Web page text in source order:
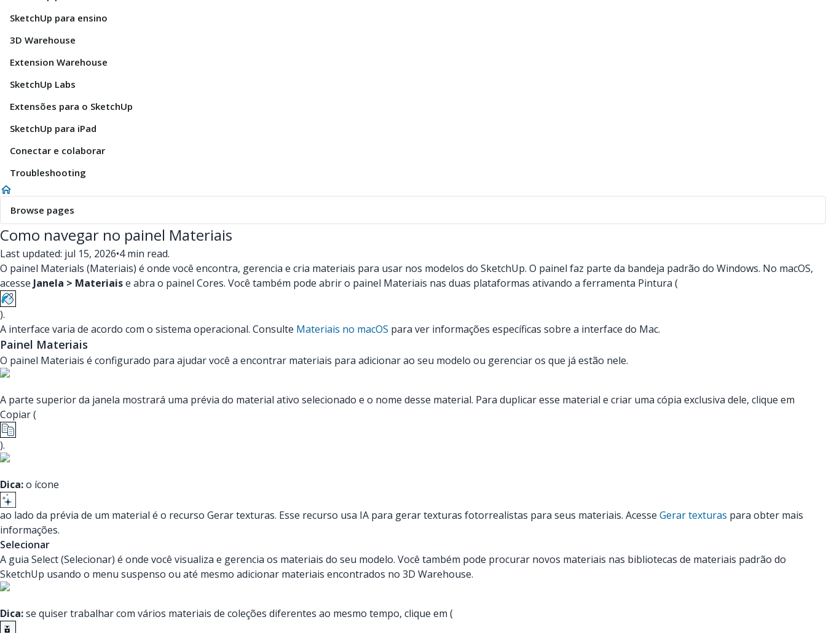
SketchUp para ensino
3D Warehouse
Extension Warehouse
SketchUp Labs
Extensões para o SketchUp
SketchUp para iPad
Conectar e colaborar
Troubleshooting
Browse pages
Como navegar no painel Materiais
Last updated: jul 15, 2026•4 min read.
O painel Materials (Materiais) é onde você encontra, gerencia e cria materiais para usar nos modelos do SketchUp. O painel faz parte da bandeja padrão do Windows. No macOS,
acesse Janela > Materiaise abra o painel Cores. Você também pode abrir o painel Materiais nas duas plataformas ativando a ferramenta Pintura (
).
A interface varia de acordo com o sistema operacional. Consulte Materiais no macOS para ver informações específicas sobre a interface do Mac.
Painel Materiais
O painel Materiais é configurado para ajudar você a encontrar materiais para adicionar ao seu modelo ou gerenciar os que já estão nele.
A parte superior da janela mostrará uma prévia do material ativo selecionado e o nome desse material. Para duplicar esse material e criar uma cópia exclusiva dele, clique em
Copiar (
).
Dica:o ícone
ao lado da prévia de um material é o recurso Gerar texturas. Esse recurso usa IA para gerar texturas fotorrealistas para seus materiais. Acesse Gerar texturas para obter mais
informações.
Selecionar
A guia Select (Selecionar) é onde você visualiza e gerencia os materiais do seu modelo. Você também pode procurar novos materiais nas bibliotecas de materiais padrão do
SketchUp usando o menu suspenso ou até mesmo adicionar materiais encontrados no 3D Warehouse.
Dica:se quiser trabalhar com vários materiais de coleções diferentes ao mesmo tempo, clique em (